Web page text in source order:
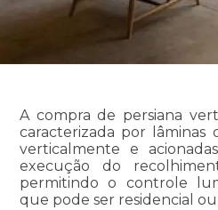
A compra de persiana
caracterizada por lâminas
verticalmente e
execução do
permitindo o controle
que pode ser residencial